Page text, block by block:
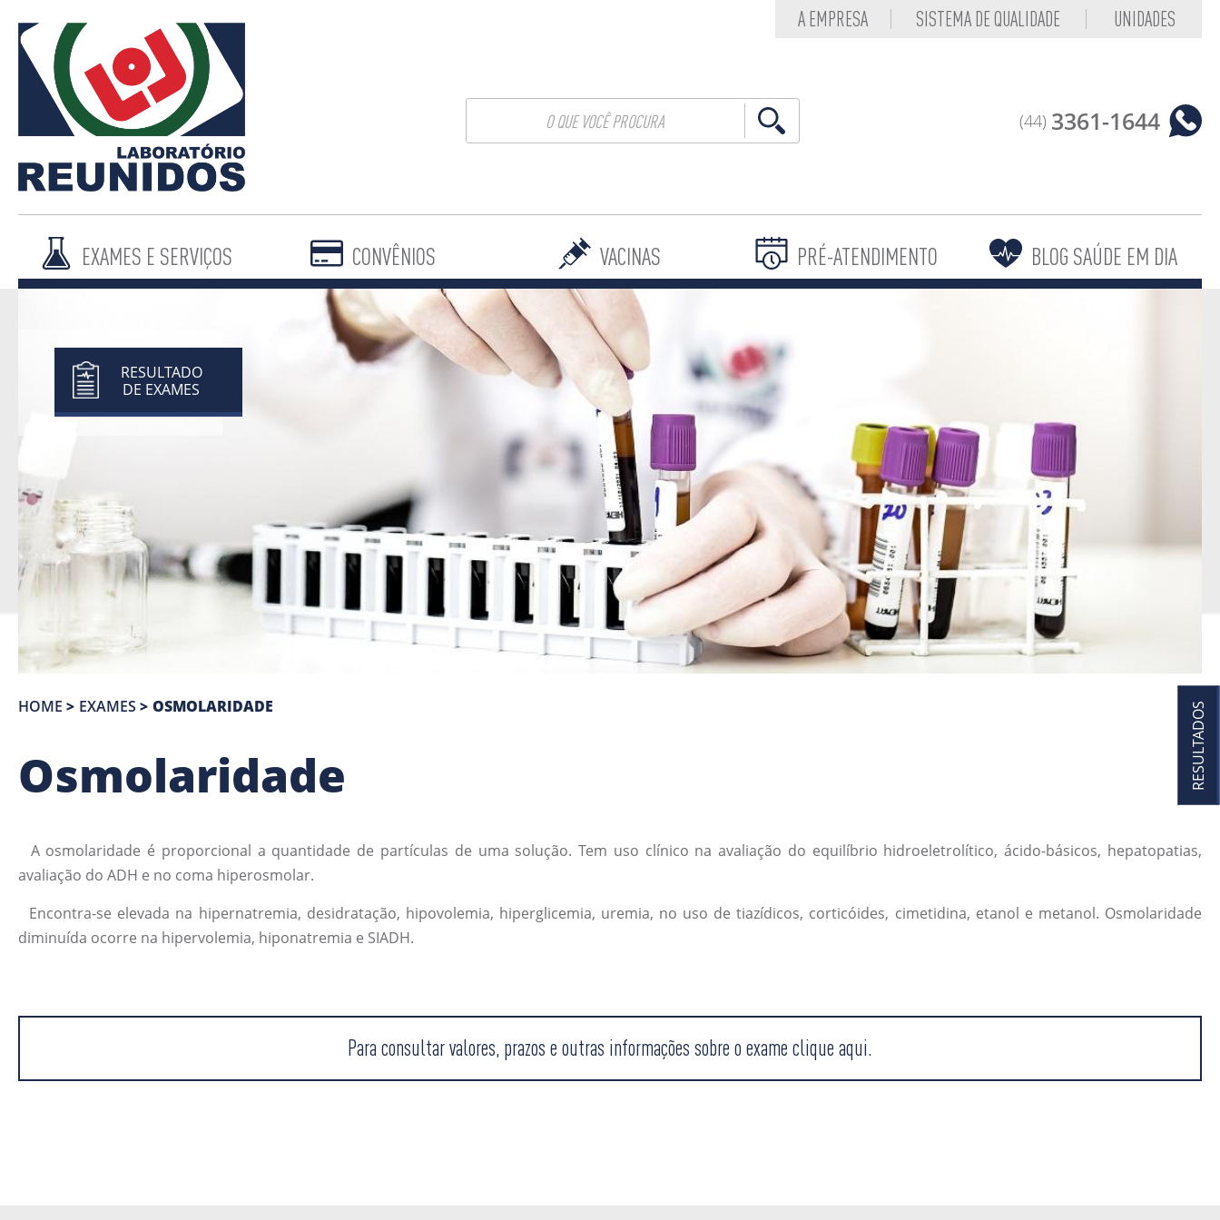
A EMPRESA SISTEMA DE QUALIDADE UNIDADES
(44) 3361-1644
EXAMES E SERVIÇOS CONVÊNIOS VACINAS PRÉ-ATENDIMENTO BLOG SAÚDE EM DIA
RESULTADO
DE EXAMES
HOME > EXAMES > OSMOLARIDADE
Osmolaridade
A osmolaridade é proporcional a quantidade de partículas de uma solução. Tem uso clínico na avaliação do equilíbrio hidroeletrolítico, ácido-básicos, hepatopatias,
avaliação do ADH e no coma hiperosmolar.
Encontra-se elevada na hipernatremia, desidratação, hipovolemia, hiperglicemia, uremia, no uso de tiazídicos, corticóides, cimetidina, etanol e metanol. Osmolaridade
diminuída ocorre na hipervolemia, hiponatremia e SIADH.
Para consultar valores, prazos e outras informações sobre o exame clique aqui.
RESULTADOS